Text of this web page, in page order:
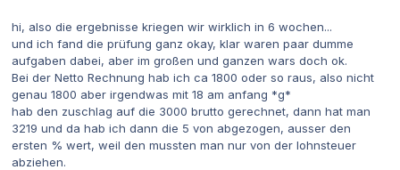
hi, also die ergebnisse kriegen wir wirklich in 6 wochen...
und ich fand die prüfung ganz okay, klar waren paar dumme
aufgaben dabei, aber im großen und ganzen wars doch ok.
Bei der Netto Rechnung hab ich ca 1800 oder so raus, also nicht
genau 1800 aber irgendwas mit 18 am anfang *g*
hab den zuschlag auf die 3000 brutto gerechnet, dann hat man
3219 und da hab ich dann die 5 von abgezogen, ausser den
ersten % wert, weil den mussten man nur von der lohnsteuer
abziehen.